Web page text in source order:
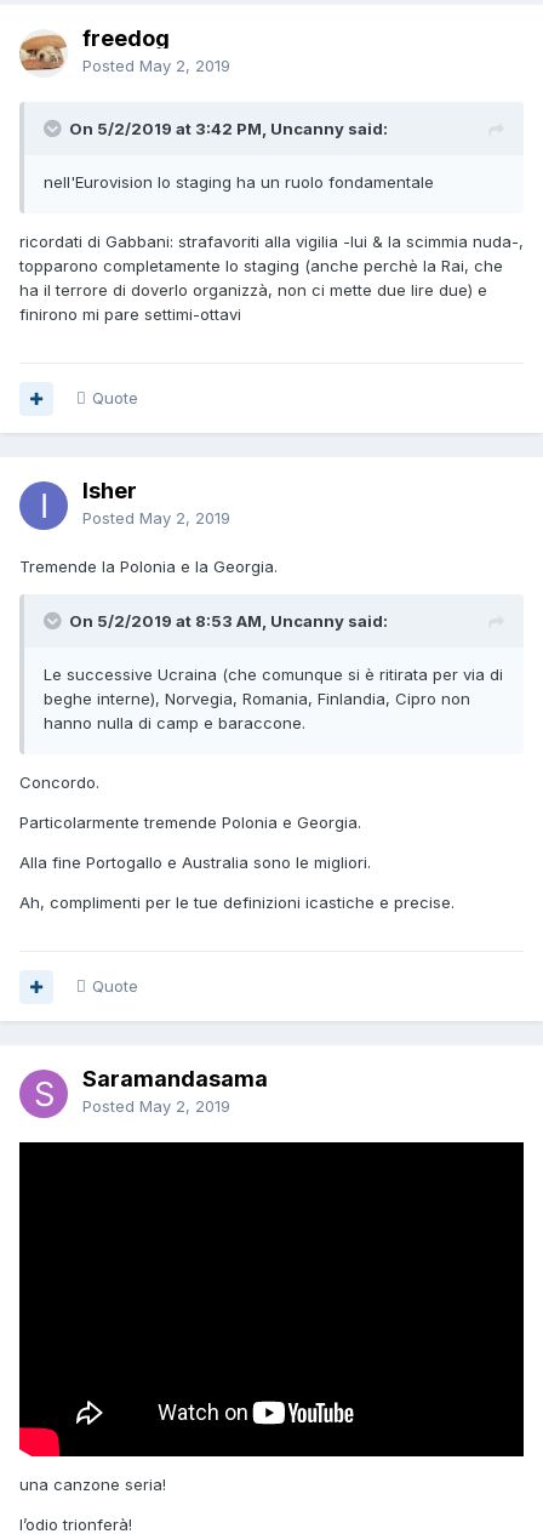
freedog
Posted May 2, 2019
On 5/2/2019 at 3:42 PM, Uncanny said:
nell'Eurovision lo staging ha un ruolo fondamentale
ricordati di Gabbani: strafavoriti alla vigilia -lui & la scimmia nuda-,
topparono completamente lo staging (anche perchè la Rai, che
ha il terrore di doverlo organizzà, non ci mette due lire due) e
finirono mi pare settimi-ottavi
Quote
Isher
Posted May 2, 2019
Tremende la Polonia e la Georgia.
On 5/2/2019 at 8:53 AM, Uncanny said:
Le successive Ucraina (che comunque si è ritirata per via di
beghe interne), Norvegia, Romania, Finlandia, Cipro non
hanno nulla di camp e baraccone.
Concordo.
Particolarmente tremende Polonia e Georgia.
Alla fine Portogallo e Australia sono le migliori.
Ah, complimenti per le tue definizioni icastiche e precise.
Quote
Saramandasama
Posted May 2, 2019
una canzone seria!
l’odio trionferà!